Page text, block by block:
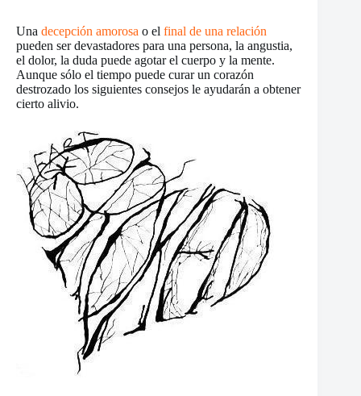
Una decepción amorosa o el final de una relación
pueden ser devastadores para una persona, la angustia,
el dolor, la duda puede agotar el cuerpo y la mente.
Aunque sólo el tiempo puede curar un corazón
destrozado los siguientes consejos le ayudarán a obtener
cierto alivio.